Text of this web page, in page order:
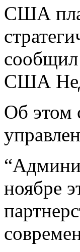
США
сообщил
США
Об этом
ноябре